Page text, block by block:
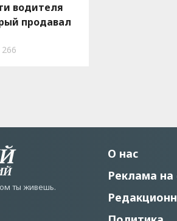
водителя
продавал
266
ты живешь.
О нас
Реклама на